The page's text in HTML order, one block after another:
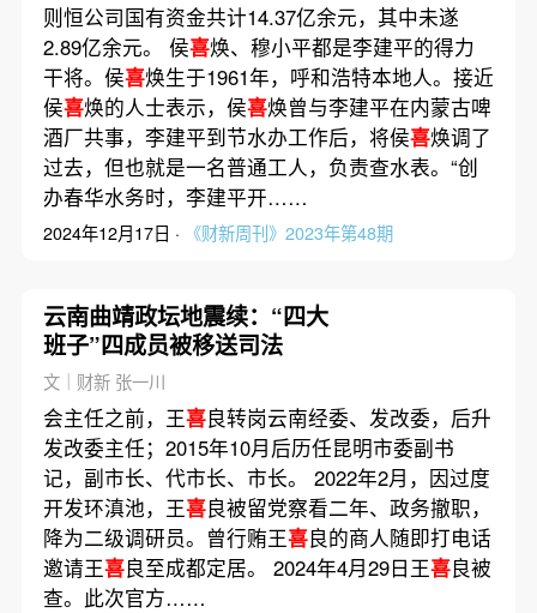
则恒公司国有资金共计14.37亿余元，其中未遂
2.89亿余元。 侯喜焕、穆小平都是李建平的得力
干将。侯喜焕生于1961年，呼和浩特本地人。接近
侯喜焕的人士表示，侯喜焕曾与李建平在内蒙古啤
酒厂共事，李建平到节水办工作后，将侯喜焕调了
过去，但也就是一名普通工人，负责查水表。“创
办春华水务时，李建平开……
2024年12月17日 · 《财新周刊》2023年第48期
云南曲靖政坛地震续：“四大
班子”四成员被移送司法
文｜财新 张一川
会主任之前，王喜良转岗云南经委、发改委，后升
发改委主任；2015年10月后历任昆明市委副书
记，副市长、代市长、市长。 2022年2月，因过度
开发环滇池，王喜良被留党察看二年、政务撤职，
降为二级调研员。曾行贿王喜良的商人随即打电话
邀请王喜良至成都定居。 2024年4月29日王喜良被
查。此次官方……